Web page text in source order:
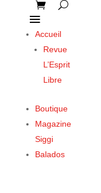
Accueil
Revue
L’Esprit
Libre
Boutique
Magazine
Siggi
Balados